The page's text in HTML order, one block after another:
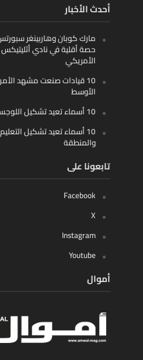
أحدث الأخبار
مارك كوبان وهاربينغر
حصة أقلية في نادي أثليتيكس
الأمريكي
10 قيادات صنعت مشهد
الأوسط
10 أسماء تعيد تشكيل اللوجستيات الذكية في الخليج
10 أسماء تعيد تشكيل
والمنطقة
تابعونا على
Facebook
X
Instagram
Youtube
أموال